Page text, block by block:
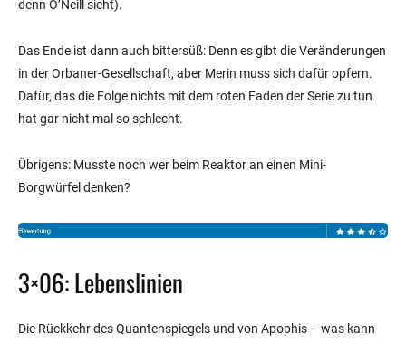
denn O’Neill sieht).
Das Ende ist dann auch bittersüß: Denn es gibt die Veränderungen
in der Orbaner-Gesellschaft, aber Merin muss sich dafür opfern.
Dafür, das die Folge nichts mit dem roten Faden der Serie zu tun
hat gar nicht mal so schlecht.
Übrigens: Musste noch wer beim Reaktor an einen Mini-
Borgwürfel denken?
3×06: Lebenslinien
Die Rückkehr des Quantenspiegels und von Apophis – was kann